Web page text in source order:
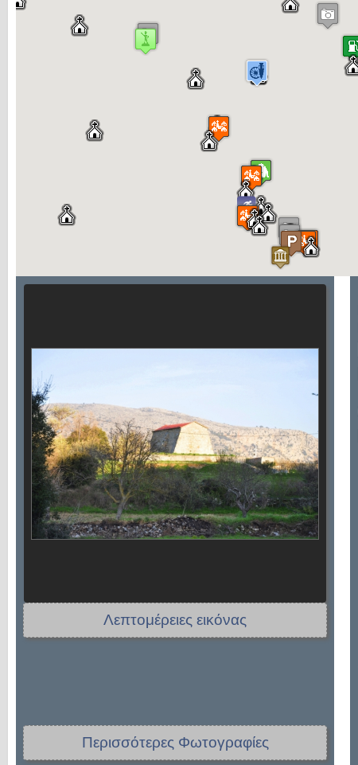
Λεπτομέρειες εικόνας
Περισσότερες Φωτογραφίες